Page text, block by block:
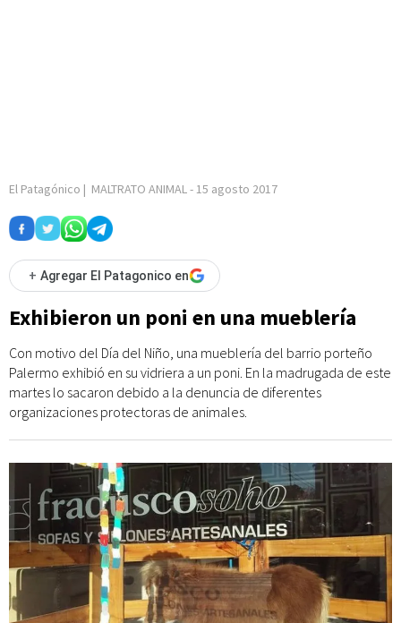
El Patagónico | MALTRATO ANIMAL- 15 agosto 2017
+ Agregar El Patagonico en
Exhibieron un poni en una mueblería
Con motivo del Día del Niño, una mueblería del barrio porteño
Palermo exhibió en su vidriera a un poni. En la madrugada de este
martes lo sacaron debido a la denuncia de diferentes
organizaciones protectoras de animales.